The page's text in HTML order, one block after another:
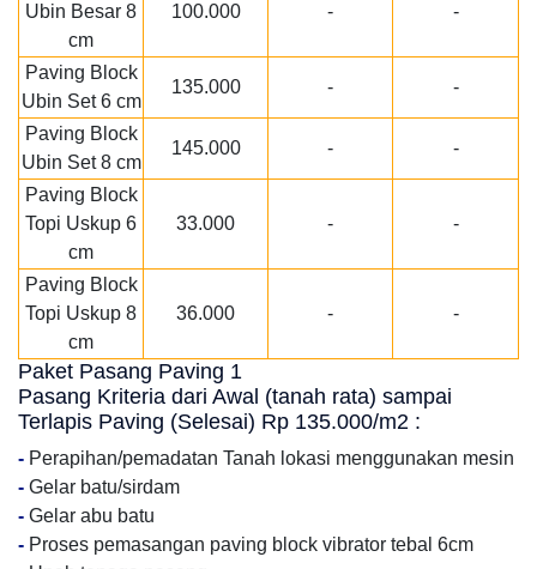
Ubin Besar 8
cm
100.000 - -
Paving Block
Ubin Set 6 cm
135.000 - -
Paving Block
Ubin Set 8 cm
145.000 - -
Paving Block
Topi Uskup 6
cm
33.000 - -
Paving Block
Topi Uskup 8
cm
36.000 - -
Paket Pasang Paving 1
Pasang Kriteria dari Awal (tanah rata) sampai
Terlapis Paving (Selesai) Rp 135.000/m2 :
- Perapihan/pemadatan Tanah lokasi menggunakan mesin
- Gelar batu/sirdam
- Gelar abu batu
- Proses pemasangan paving block vibrator tebal 6cm